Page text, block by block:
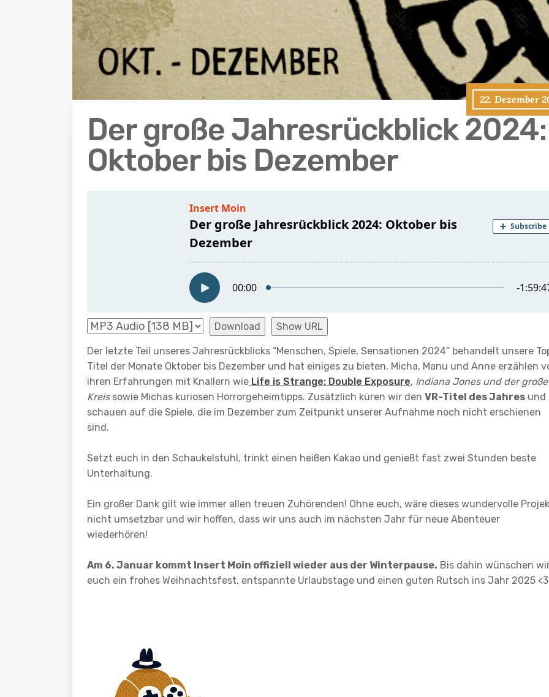
22. Dezember
Der große Jahresrückblick 2024:
Oktober bis Dezember
Download Show URL
Der letzte Teil unseres Jahresrückblicks “Menschen, Spiele, Sensationen 2024” behandelt unsere
Titel der Monate Oktober bis Dezember und hat einiges zu bieten. Micha, Manu und Anne erzählen
ihren Erfahrungen mit Knallern wie Life is Strange: Double Exposure, Indiana Jones und der große
Kreissowie Michas kuriosen Horrorgeheimtipps. Zusätzlich küren wir den VR-Titel des Jahres und
schauen auf die Spiele, die im Dezember zum Zeitpunkt unserer Aufnahme noch nicht erschienen
sind.
Setzt euch in den Schaukelstuhl, trinkt einen heißen Kakao und genießt fast zwei Stunden beste
Unterhaltung.
Ein großer Dank gilt wie immer allen treuen Zuhörenden! Ohne euch, wäre dieses wundervolle
nicht umsetzbar und wir hoffen, dass wir uns auch im nächsten Jahr für neue Abenteuer
wiederhören!
Am 6. Januar kommt Insert Moin offiziell wieder aus der Winterpause. Bis dahin wünschen
euch ein frohes Weihnachtsfest, entspannte Urlaubstage und einen guten Rutsch ins Jahr 2025 <3